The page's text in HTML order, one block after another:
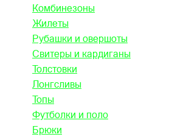
Комбинезоны
Жилеты
Рубашки и овершоты
Свитеры и кардиганы
Толстовки
Лонгсливы
Топы
Футболки и поло
Брюки